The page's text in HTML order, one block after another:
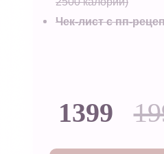
1399
Чек-лист с пп-